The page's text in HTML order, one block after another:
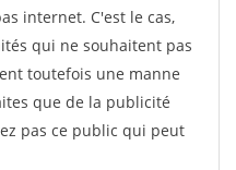
internet. C'est le cas,
qui ne souhaitent pas
toutefois une manne
que de la publicité
pas ce public qui peut